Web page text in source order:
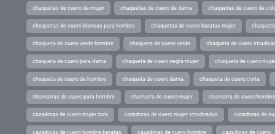
chaquetas de cuero de mujer chaquetas de cuero de dama chaquetas de cuero de
chaquetas de cuero blancas para hombre chaquetas de cuero baratas mujer
chaqueta de cuero verde hombre chaqueta de cuero verde chaqueta de cuero
chaqueta de cuero para dama chaqueta de cuero negra mujer chaqueta de cuero
chaqueta de cuero de hombre chaqueta de cuero dama chaqueta de cuero corta
chamarras de cuero para hombre chamarra de cuero mujer chamarra de cuero hombre
cazadoras de cuero mujer zara cazadoras de cuero mujer stradivarius cazadoras de
cazadoras de cuero hombre baratas cazadoras de cuero hombre cazadoras de cuero